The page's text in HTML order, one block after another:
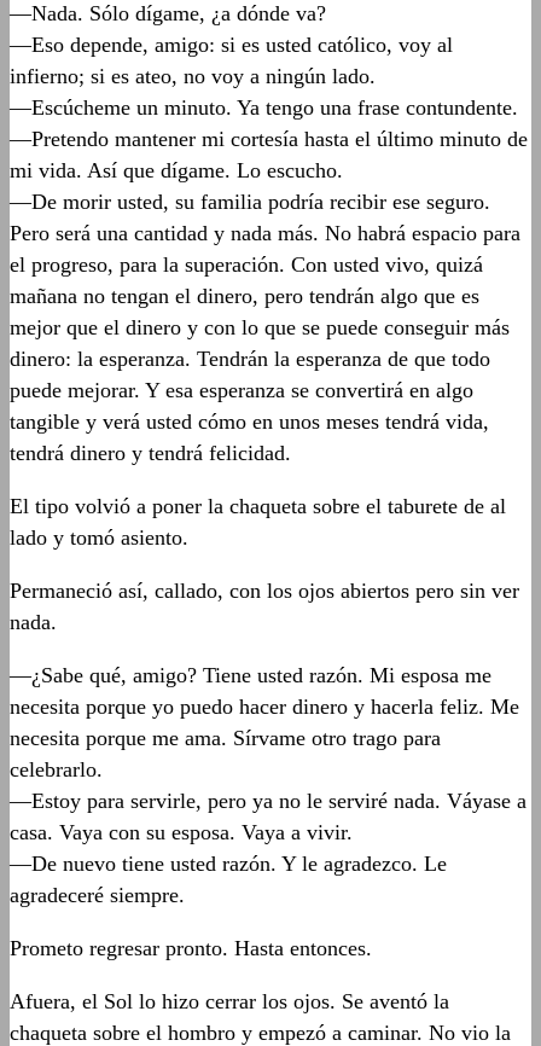
—Nada. Sólo dígame, ¿a dónde va?
—Eso depende, amigo: si es usted católico, voy al
infierno; si es ateo, no voy a ningún lado.
—Escúcheme un minuto. Ya tengo una frase contundente.
—Pretendo mantener mi cortesía hasta el último minuto de
mi vida. Así que dígame. Lo escucho.
—De morir usted, su familia podría recibir ese seguro.
Pero será una cantidad y nada más. No habrá espacio para
el progreso, para la superación. Con usted vivo, quizá
mañana no tengan el dinero, pero tendrán algo que es
mejor que el dinero y con lo que se puede conseguir más
dinero: la esperanza. Tendrán la esperanza de que todo
puede mejorar. Y esa esperanza se convertirá en algo
tangible y verá usted cómo en unos meses tendrá vida,
tendrá dinero y tendrá felicidad.
El tipo volvió a poner la chaqueta sobre el taburete de al
lado y tomó asiento.
Permaneció así, callado, con los ojos abiertos pero sin ver
nada.
—¿Sabe qué, amigo? Tiene usted razón. Mi esposa me
necesita porque yo puedo hacer dinero y hacerla feliz. Me
necesita porque me ama. Sírvame otro trago para
celebrarlo.
—Estoy para servirle, pero ya no le serviré nada. Váyase a
casa. Vaya con su esposa. Vaya a vivir.
—De nuevo tiene usted razón. Y le agradezco. Le
agradeceré siempre.
Prometo regresar pronto. Hasta entonces.
Afuera, el Sol lo hizo cerrar los ojos. Se aventó la
chaqueta sobre el hombro y empezó a caminar. No vio la